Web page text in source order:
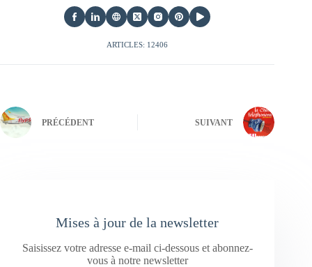
ARTICLES: 12406
PRÉCÉDENT SUIVANT
Mises à jour de la newsletter
Saisissez votre adresse e-mail ci-dessous et abonnez-
vous à notre newsletter